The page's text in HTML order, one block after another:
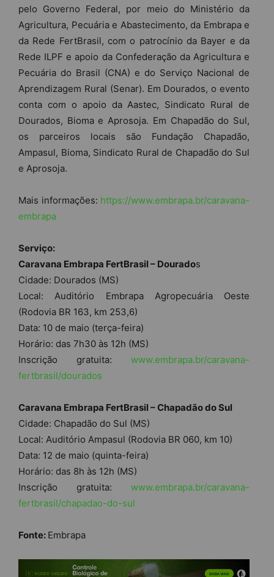
pelo Governo Federal, por meio do Ministério da
Agricultura, Pecuária e Abastecimento, da Embrapa e
da Rede FertBrasil, com o patrocínio da Bayer e da
Rede ILPF e apoio da Confederação da Agricultura e
Pecuária do Brasil (CNA) e do Serviço Nacional de
Aprendizagem Rural (Senar). Em Dourados, o evento
conta com o apoio da Aastec, Sindicato Rural de
Dourados, Bioma e Aprosoja. Em Chapadão do Sul,
os parceiros locais são Fundação Chapadão,
Ampasul, Bioma, Sindicato Rural de Chapadão do Sul
e Aprosoja.
Mais informações: https://www.embrapa.br/caravana-
embrapa
Serviço:
Caravana Embrapa FertBrasil – Dourados
Cidade: Dourados (MS)
Local: Auditório Embrapa Agropecuária Oeste
(Rodovia BR 163, km 253,6)
Data: 10 de maio (terça-feira)
Horário: das 7h30 às 12h (MS)
Inscrição gratuita: www.embrapa.br/caravana-
fertbrasil/dourados
Caravana Embrapa FertBrasil – Chapadão do Sul
Cidade: Chapadão do Sul (MS)
Local: Auditório Ampasul (Rodovia BR 060, km 10)
Data: 12 de maio (quinta-feira)
Horário: das 8h às 12h (MS)
Inscrição gratuita: www.embrapa.br/caravana-
fertbrasil/chapadao-do-sul
Fonte: Embrapa